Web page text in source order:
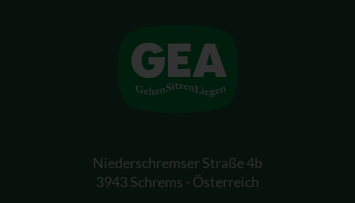
Niederschremser Straße 4b
3943 Schrems - Österreich